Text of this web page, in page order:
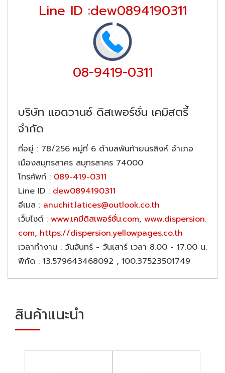
Line ID :dew0894190311
08-9419-0311
บริษัท แอดวานซ์ ดิสเพอร์ชั่น เคมิสตรี้
จำกัด
ที่อยู่ : 78/256 หมู่ที่ 6 ตำบลพันท้ายนรสิงห์ อำเภอ
เมืองสมุทรสาคร สมุทรสาคร 74000
โทรศัพท์ : 089-419-0311
Line ID : dew0894190311
อีเมล : anuchit.latices@outlook.co.th
เว็บไซต์ : www.เคมีดิสเพอร์ชั่น.com, www.dispersion.
com, https://dispersion.yellowpages.co.th
เวลาทำงาน : วันจันทร์ - วันเสาร์ เวลา 8.00 - 17.00 น.
พิกัด : 13.579643468092 , 100.37523501749
สินค้าแนะนำ